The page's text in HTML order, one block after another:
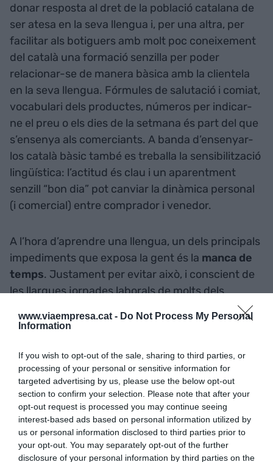
www.viaempresa.cat - Do Not Process My Personal
Information
If you wish to opt-out of the sale, sharing to third parties, or
processing of your personal or sensitive information for
targeted advertising by us, please use the below opt-out
section to confirm your selection. Please note that after your
opt-out request is processed you may continue seeing
interest-based ads based on personal information utilized by
us or personal information disclosed to third parties prior to
your opt-out. You may separately opt-out of the further
disclosure of your personal information by third parties on the
donar resposta al dret de la població catalana de
ser atesa en la seva llengua i, per una altra, per
facilitar als botiguers amb molt poc coneixement
del català una formació senzilla per poder
relacionar-se de manera bàsica amb la clientela
en la seva llengua. Fórmules de salutació i comiat,
vocabulari dels productes, números per indicar-
ne el preu o els dies de la setmana és part del que
s’ensenya als comerciants. A banda d’ensenyar-
los català bàsic també es treballa la sensibilització
lingüística: l’actitud és clau i un aparentment
senzill “bon dia” pot canviar la dinàmica personal
(i comercial) entre comprador i venedor.
A l’hora d’aprendre una llengua, un dels principals
impediments que exposa la gent és la manca de
temps. Justament per evitar això, i conscient de
les llargues jornades laborals de molts dels
treballadors d’aquests negocis, el CPNL ha fet un
esforç d’adaptació a les seves necessitats. Un o
l’establiment en l’horari que vagi millor al
propietari o treballadors. En total, hi fan 10
sessions de 15 minuts cadascuna, i fan seguiment
de l’evolució de l’aprenent. Un altre aspecte
positiu de fer la formació a l’establiment és que es
pot comptar amb la participació i complicitat dels
clients per començar a practicar el català. A